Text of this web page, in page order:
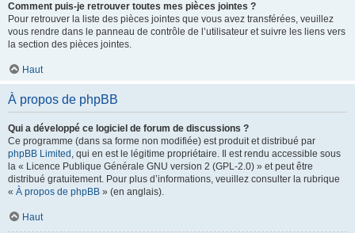
Comment puis-je retrouver toutes mes pièces jointes ?
Pour retrouver la liste des pièces jointes que vous avez transférées, veuillez
vous rendre dans le panneau de contrôle de l’utilisateur et suivre les liens vers
la section des pièces jointes.
Haut
À propos de phpBB
Qui a développé ce logiciel de forum de discussions ?
Ce programme (dans sa forme non modifiée) est produit et distribué par
phpBB Limited , qui en est le légitime propriétaire. Il est rendu accessible sous
la « Licence Publique Générale GNU version 2 (GPL-2.0) » et peut être
distribué gratuitement. Pour plus d’informations, veuillez consulter la rubrique
« À propos de phpBB » (en anglais).
Haut